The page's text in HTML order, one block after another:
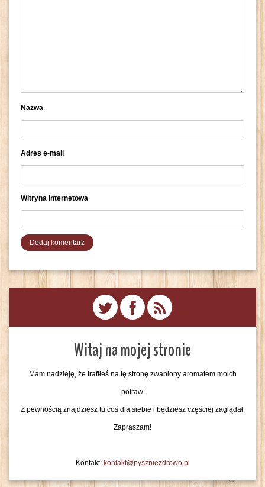
Nazwa
Adres e-mail
Witryna internetowa
Witaj na mojej stronie
Mam nadzieję, że trafiłeś na tę stronę zwabiony aromatem moich
potraw.
Z pewnością znajdziesz tu coś dla siebie i będziesz częściej zaglądał.
Zapraszam!
Kontakt: kontakt@pyszniezdrowo.pl